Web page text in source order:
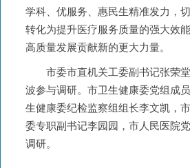
学科、优服务、惠民生精准发力，
转化为提升医疗服务质量的强大效
高质量发展贡献新的更大力量。
市委市直机关工委副书记张荣
波参与调研。市卫生健康委党组成
生健康委纪检监察组组长李文凯，
委专职副书记李园园，市人民医院
调研。